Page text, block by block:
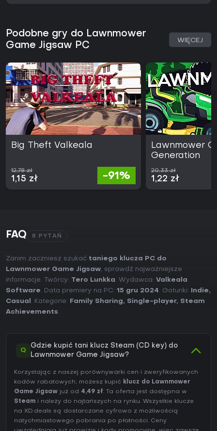
Podobne gry do Lawnmower
Game Jigsaw PC
WIĘCEJ
Big Theft Valkeala
12,78 zł
1,15 zł -91%
Lawnmower
Generation
20,33 zł
1,22 zł
FAQ 8 PYTAŃ
Zanim zaczniesz szukać taniego klucza PC do
Lawnmower Game Jigsaw, sprawdź najważniejsze
informacje. Twórcy: Tero Lunkka. Wydawca: Valkeala
Software. Data premiery na PC: 15 gru 2024. Gatunki: Indie,
Casual . Kategorie: Family Sharing, Single-player, Steam
Achievements.
Q
Gdzie kupić tani klucz Steam (CD key) do
Lawnmower Game Jigsaw?
Korzystając z naszej porównywarki cen i zweryfikowanych
kodów rabatowych, możesz kupić klucz do Lawnmower
Game Jigsaw już od 4,49 zł. Ta oferta jest dostępna w
Steam i należy do najtańszych na rynku. Wszystkie klucze
na XD.deals są dostarczane cyfrowo z możliwością
natychmiastowego pobrania po płatności. Ceny